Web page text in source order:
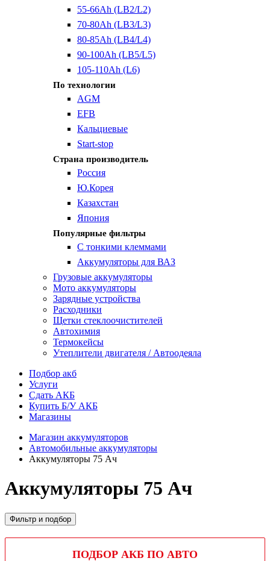
55-66Ah (LB2/L2)
70-80Ah (LB3/L3)
80-85Ah (LB4/L4)
90-100Ah (LB5/L5)
105-110Ah (L6)
По технологии
AGM
EFB
Кальциевые
Start-stop
Страна производитель
Россия
Ю.Корея
Казахстан
Япония
Популярные фильтры
С тонкими клеммами
Аккумуляторы для ВАЗ
Грузовые аккумуляторы
Мото аккумуляторы
Зарядные устройства
Расходники
Щетки стеклоочистителей
Автохимия
Термокейсы
Утеплители двигателя / Автоодеяла
Подбор акб
Услуги
Сдать АКБ
Купить Б/У АКБ
Магазины
Магазин аккумуляторов
Автомобильные аккумуляторы
Аккумуляторы 75 Ач
Аккумуляторы 75 Ач
Фильтр и подбор
ПОДБОР АКБ ПО АВТО